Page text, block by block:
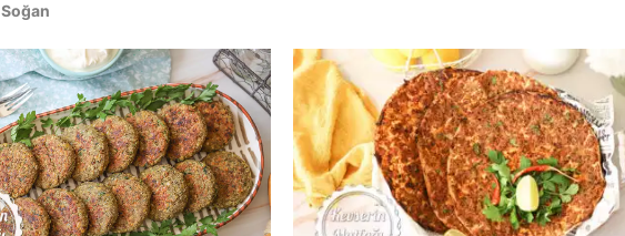
Soğan